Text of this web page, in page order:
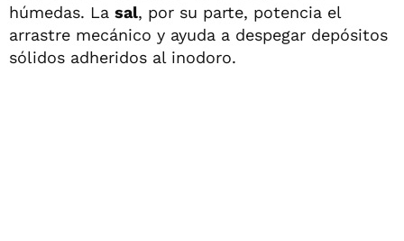
húmedas. La sal, por su parte, potencia el
arrastre mecánico y ayuda a despegar depósitos
sólidos adheridos al inodoro.